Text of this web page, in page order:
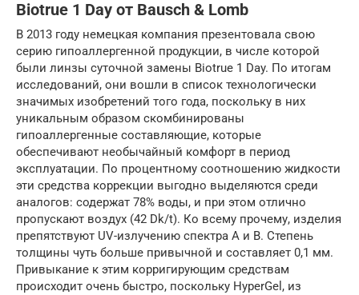
Biotrue 1 Day от Bausch & Lomb
В 2013 году немецкая компания презентовала свою
серию гипоаллергенной продукции, в числе которой
были линзы суточной замены Biotrue 1 Day. По итогам
исследований, они вошли в список технологически
значимых изобретений того года, поскольку в них
уникальным образом скомбинированы
гипоаллергенные составляющие, которые
обеспечивают необычайный комфорт в период
эксплуатации. По процентному соотношению жидкости
эти средства коррекции выгодно выделяются среди
аналогов: содержат 78% воды, и при этом отлично
пропускают воздух (42 Dk/t). Ко всему прочему, изделия
препятствуют UV-излучению спектра А и В. Степень
толщины чуть больше привычной и составляет 0,1 мм.
Привыкание к этим корригирующим средствам
происходит очень быстро, поскольку HyperGel, из